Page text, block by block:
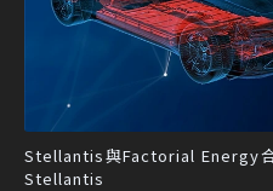
Stellantis與Factorial Energy
Stellantis